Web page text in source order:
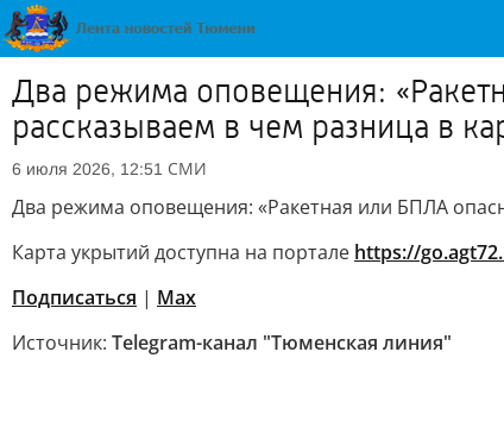
Два режима оповещения:
рассказываем в чем разница в
6 июля 2026, 12:51 СМИ
Два режима оповещения: «Ракетная или БПЛА
Карта укрытий доступна на портале https://
Подписаться | Max
Источник: Telegram-канал "Тюменская линия"